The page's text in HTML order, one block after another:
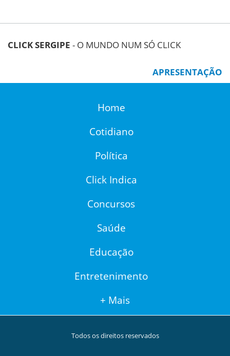
CLICK SERGIPE - O MUNDO NUM SÓ CLICK
APRESENTAÇÃO
Home
Cotidiano
Política
Click Indica
Concursos
Saúde
Educação
Entretenimento
+ Mais
Todos os direitos reservados